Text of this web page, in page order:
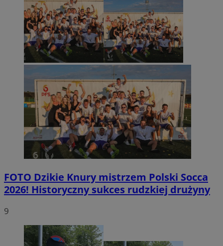
FOTO Dzikie Knury mistrzem Polski Socca
2026! Historyczny sukces rudzkiej drużyny
9